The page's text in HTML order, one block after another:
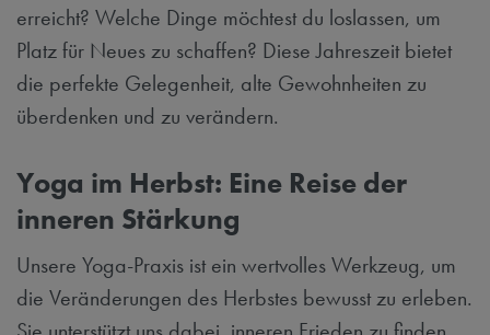
erreicht? Welche Dinge möchtest du loslassen, um
Platz für Neues zu schaffen? Diese Jahreszeit bietet
die perfekte Gelegenheit, alte Gewohnheiten zu
überdenken und zu verändern.
Yoga im Herbst: Eine Reise der
inneren Stärkung
Unsere Yoga-Praxis ist ein wertvolles Werkzeug, um
die Veränderungen des Herbstes bewusst zu erleben.